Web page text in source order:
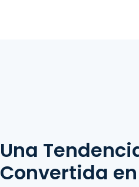
Una
Convertida